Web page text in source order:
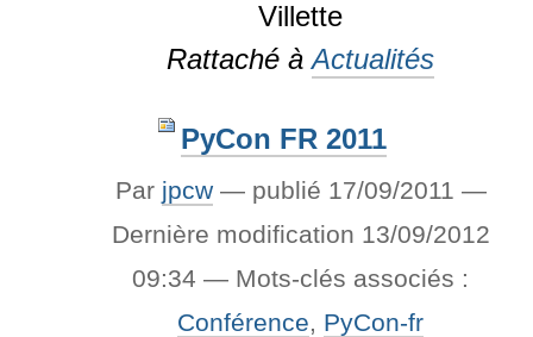
Villette
Rattaché à Actualités
PyCon FR 2011
Par jpcw — publié 17/09/2011 —
Dernière modification 13/09/2012
09:34— Mots-clés associés :
Conférence, PyCon-fr